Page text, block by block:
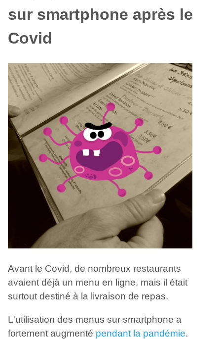
sur smartphone après le
Covid
Avant le Covid, de nombreux restaurants
avaient déjà un menu en ligne, mais il était
surtout destiné à la livraison de repas.
L'utilisation des menus sur smartphone a
fortement augmenté pendant la pandémie.